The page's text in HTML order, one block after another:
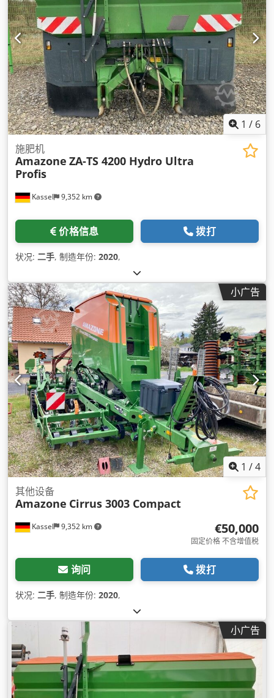
1 / 6
Kassel 9,352 km
施肥机
Amazone ZA-TS 4200 Hydro Ultra
Profis
价格信息 拨打
状况: 二手, 制造年份: 2020,
小广告
1 /4
Kassel 9,352 km
其他设备
Amazone Cirrus 3003 Compact
€50,000
固定价格 不含增值税
询问 拨打
状况: 二手, 制造年份: 2020,
小广告